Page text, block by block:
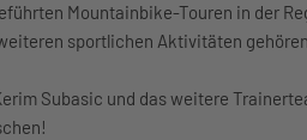
Mountainbike-Touren in der
sportlichen Aktivitäten
Subasic und das weitere